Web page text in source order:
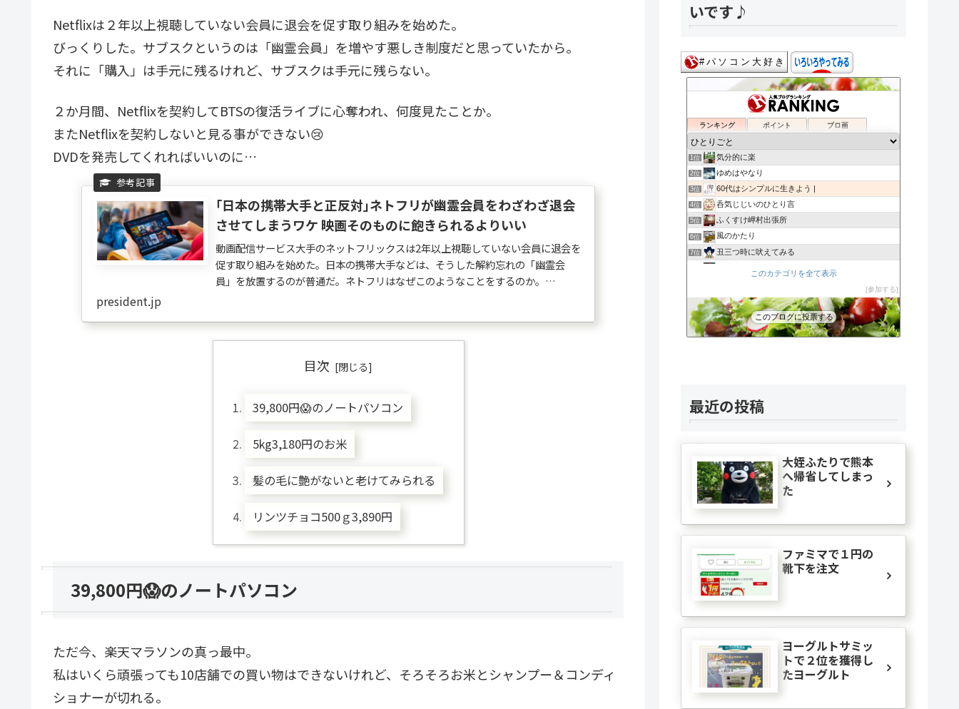
Netflixは２年以上視聴していない会員に退会を促す取り組みを始めた。
びっくりした。サブスクというのは「幽霊会員」を増やす悪しき制度だと思っていたから。
それに「購入」は手元に残るけれど、サブスクは手元に残らない。
２か月間、Netflixを契約してBTSの復活ライブに心奪われ、何度見たことか。
またNetflixを契約しないと見る事ができない😢
DVDを発売してくれればいいのに…
｢日本の携帯大手と正反対｣ネトフリが幽霊会員をわざわざ退会
させてしまうワケ 映画そのものに飽きられるよりいい
動画配信サービス大手のネットフリックスは2年以上視聴していない会員に退会を
促す取り組みを始めた。日本の携帯大手などは、そうした解約忘れの「幽霊会
員」を放置するのが普通だ。ネトフリはなぜこのようなことをするのか。
president.jp
目次
39,800円😱のノートパソコン
5kg3,180円のお米
髪の毛に艶がないと老けてみられる
リンツチョコ500ｇ3,890円
39,800円😱のノートパソコン
ただ今、楽天マラソンの真っ最中。
私はいくら頑張っても10店舗での買い物はできないけれど、そろそろお米とシャンプー＆コンディ
ショナーが切れる。
いです♪
ランキング ポイント ブロ画
1位 気分的に楽
2位 ゆめはやなり
3位 60代はシンプルに生きよう |
4位 呑気じじいのひとり言
5位 ふくすけ岬村出張所
6位 風のかたり
7位 丑三つ時に吠えてみる
10位 木漏れ日だより
11位 azu
12位 大人しくしょ!
このカテゴリを全て表示
参加する
このブログに投票する
最近の投稿
大姪ふたりで熊本
へ帰省してしまっ
た
ファミマで１円の
靴下を注文
ヨーグルトサミッ
トで２位を獲得し
たヨーグルト